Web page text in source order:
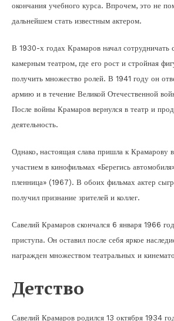
окончания учебного курса. Впрочем, это не
дальнейшем стать известным актером.
В 1930-х годах Крамаров начал сотрудничать
камерным театром, где его рост и стройная
получить множество ролей. В 1941 году он
армию и в течение Великой Отечественной
После войны Крамаров вернулся в театр и
деятельность.
Однако, настоящая слава пришла к Крамарову
участием в кинофильмах «Берегись
пленница» (1967). В обоих фильмах актер
получил признание зрителей и коллег.
Савелий Крамаров скончался 6 января 1966
приступа. Он оставил после себя яркое
награжден множеством театральных и
Детство
Савелий Крамаров родился 13 октября 1934